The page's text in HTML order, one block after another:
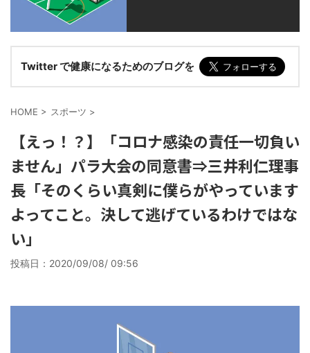
Twitter で健康になるためのブログを
HOME > スポーツ >
【えっ！？】「コロナ感染の責任一切負い
ません」パラ大会の同意書⇒三井利仁理事
長「そのくらい真剣に僕らがやっています
よってこと。決して逃げているわけではな
い」
投稿日： 2020/09/08/ 09:56